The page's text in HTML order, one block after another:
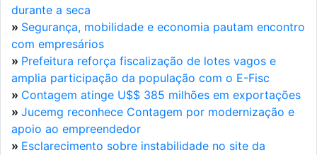
durante a seca
» Segurança, mobilidade e economia pautam encontro
com empresários
» Prefeitura reforça fiscalização de lotes vagos e
amplia participação da população com o E-Fisc
» Contagem atinge U$$ 385 milhões em exportações
» Jucemg reconhece Contagem por modernização e
apoio ao empreendedor
» Esclarecimento sobre instabilidade no site da